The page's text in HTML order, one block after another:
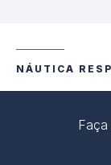
NÁUTICA